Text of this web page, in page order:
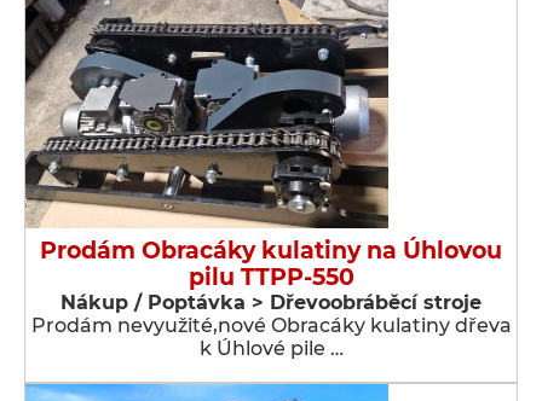
Prodám Obracáky kulatiny na Úhlovou
pilu TTPP-550
Nákup / Poptávka > Dřevoobráběcí stroje
Prodám nevyužité,nové Obracáky kulatiny dřeva
k Úhlové pile …